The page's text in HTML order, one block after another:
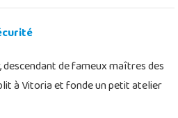
de fameux maîtres des
à Vitoria et fonde un petit atelier